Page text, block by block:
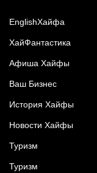
EnglishХайфа
XайФантастика
Афиша Хайфы
Ваш Бизнес
История Хайфы
Новости Хайфы
Туризм
Туризм